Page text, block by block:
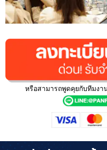
หรือสามารถพูดคุยกับทีมงา